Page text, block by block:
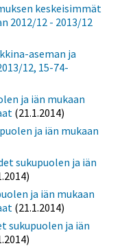
keskeisimmät
2012/12 - 2013/12
aseman ja
12, 15-74-
ja iän mukaan
(21.1.2014)
ja iän mukaan
sukupuolen ja iän
ja iän mukaan
(21.1.2014)
sukupuolen ja iän